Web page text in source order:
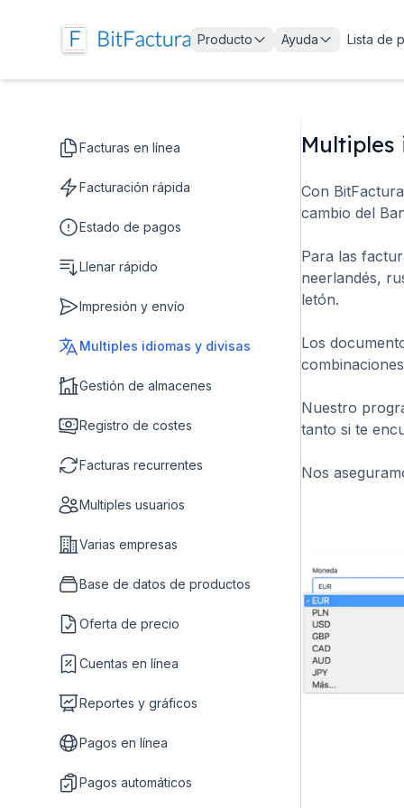
Producto Ayuda Lista de
Facturas en línea
Facturación rápida
Estado de pagos
Llenar rápido
Impresión y envío
Multiples idiomas y divisas
Gestión de almacenes
Registro de costes
Facturas recurrentes
Multiples usuarios
Varias empresas
Base de datos de productos
Oferta de precio
Cuentas en línea
Reportes y gráficos
Pagos en línea
Pagos automáticos
Multiples
Con
cambio del
Para las
neerlandés,
letón.
Los
Nuestro
tanto si te
Nos